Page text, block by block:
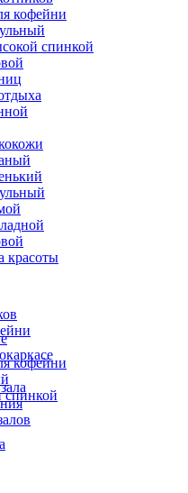
кофейни
спинкой
красоты
кофейни
спинкой